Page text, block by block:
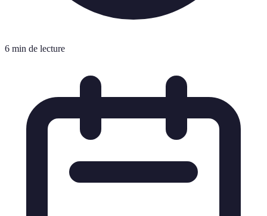
6 min de lecture